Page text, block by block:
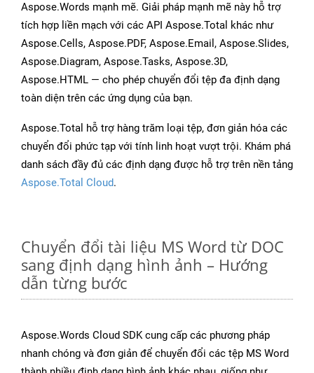
Aspose.Words mạnh mẽ. Giải pháp mạnh mẽ này hỗ trợ
tích hợp liền mạch với các API Aspose.Total khác như
Aspose.Cells, Aspose.PDF, Aspose.Email, Aspose.Slides,
Aspose.Diagram, Aspose.Tasks, Aspose.3D,
Aspose.HTML — cho phép chuyển đổi tệp đa định dạng
toàn diện trên các ứng dụng của bạn.
Aspose.Total hỗ trợ hàng trăm loại tệp, đơn giản hóa các
chuyển đổi phức tạp với tính linh hoạt vượt trội. Khám phá
danh sách đầy đủ các định dạng được hỗ trợ trên nền tảng
Aspose.Total Cloud.
Chuyển đổi tài liệu MS Word từ DOC
sang định dạng hình ảnh – Hướng
dẫn từng bước
Aspose.Words Cloud SDK cung cấp các phương pháp
nhanh chóng và đơn giản để chuyển đổi các tệp MS Word